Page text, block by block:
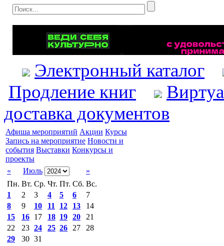
Электронный каталог
Продление книг
доставка документов
Афиша мероприятий Акции Курсы
Запись на мероприятие Новости и
события Выставки Конкурсы и
проекты
«
Июль
»
Пн. Вт. Ср. Чт. Пт. Сб. Вс.
1
2 3 4 5 6
7
8
9 10 11 12 13
14
15
16 17 18 19 20
21
22
23 24 25 26 27
28
29
30 31